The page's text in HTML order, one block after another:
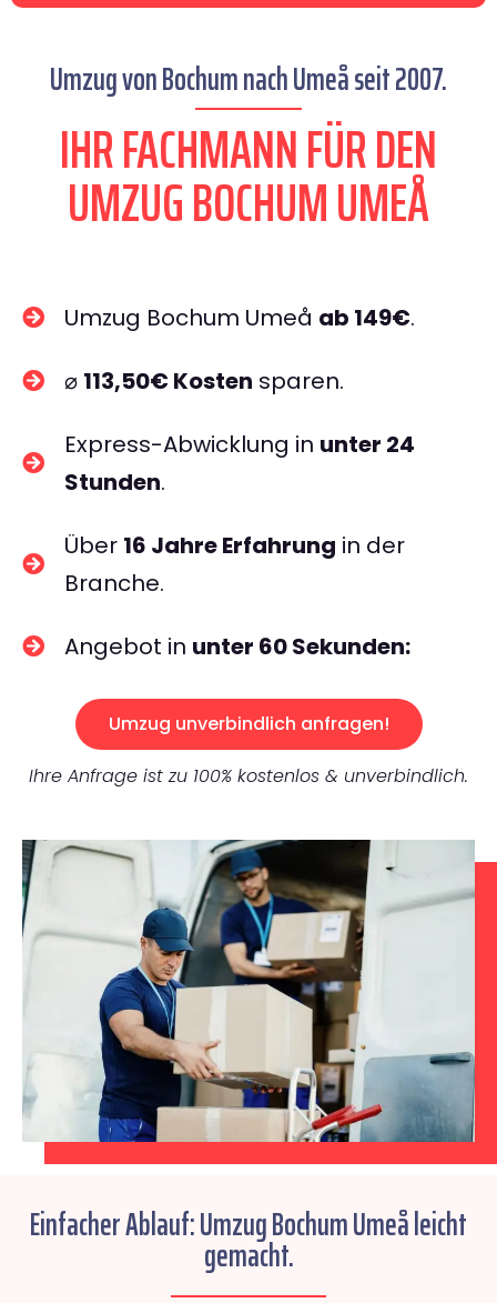
Umzug von Bochum nach Umeå seit 2007.
IHR FACHMANN FÜR DEN
UMZUG BOCHUM UMEÅ
Umzug Bochum Umeå ab 149€.
⌀ 113,50€ Kosten sparen.
Express-Abwicklung in unter 24
Stunden.
Über 16 Jahre Erfahrung in der
Branche.
Angebot in unter 60 Sekunden:
Umzug unverbindlich anfragen!
Ihre Anfrage ist zu 100% kostenlos & unverbindlich.
Einfacher Ablauf: Umzug Bochum Umeå leicht
gemacht.